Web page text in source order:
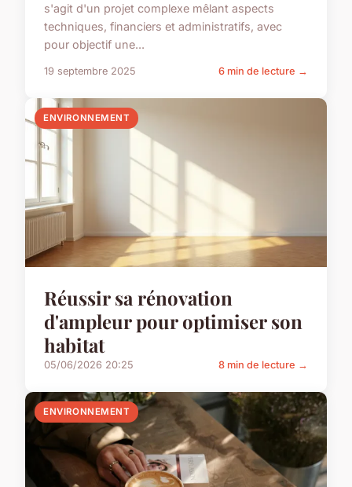
s'agit d'un projet complexe mêlant aspects
techniques, financiers et administratifs, avec
pour objectif une...
19 septembre 2025 6 min de lecture →
ENVIRONNEMENT
Réussir sa rénovation
d'ampleur pour optimiser son
habitat
05/06/2026 20:25 8 min de lecture →
ENVIRONNEMENT